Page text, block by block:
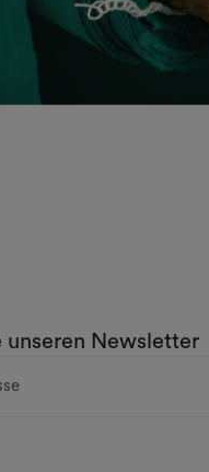
unseren Newsletter